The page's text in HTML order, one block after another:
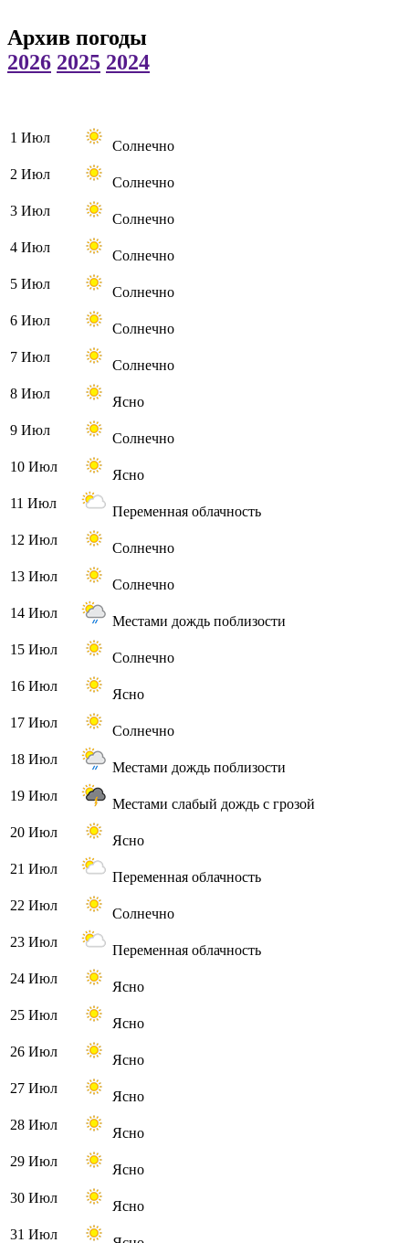
Архив погоды
2026 2025 2024
1 Июл
Солнечно
2 Июл
Солнечно
3 Июл
Солнечно
4 Июл
Солнечно
5 Июл
Солнечно
6 Июл
Солнечно
7 Июл
Солнечно
8 Июл
Ясно
9 Июл
Солнечно
10 Июл
Ясно
11 Июл
Переменная облачность
12 Июл
Солнечно
13 Июл
Солнечно
14 Июл
Местами дождь поблизости
15 Июл
Солнечно
16 Июл
Ясно
17 Июл
Солнечно
18 Июл
Местами дождь поблизости
19 Июл
Местами слабый дождь с грозой
20 Июл
Ясно
21 Июл
Переменная облачность
22 Июл
Солнечно
23 Июл
Переменная облачность
24 Июл
Ясно
25 Июл
Ясно
26 Июл
Ясно
27 Июл
Ясно
28 Июл
Ясно
29 Июл
Ясно
30 Июл
Ясно
31 Июл